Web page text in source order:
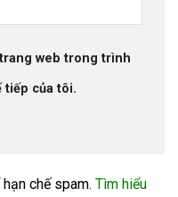
web trong trình
tiếp của tôi.
chế spam. Tìm hiểu